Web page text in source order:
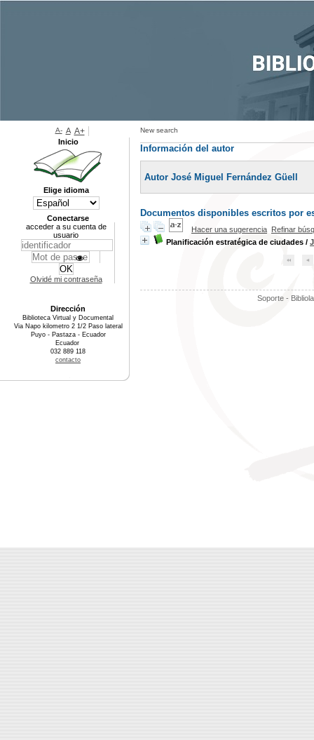
New search
Información del autor
Autor José Miguel Fernández Güell
Documentos disponibles escritos por
Hacer una sugerencia Refinar
Planificación estratégica de ciudades /
Soporte -
A- A A+
Inicio
Elige idioma
Conectarse
acceder a su cuenta de
usuario
Olvidé mi contraseña
Dirección
Biblioteca Virtual y Documental
Via Napo kilometro 2 1/2 Paso lateral
Puyo - Pastaza - Ecuador
Ecuador
032 889 118
contacto